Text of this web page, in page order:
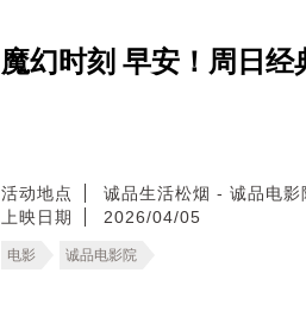
魔幻时刻 早安！周日
活动地点
诚品生活松烟 - 诚品电影
上映日期
2026/04/05
电影 诚品电影院